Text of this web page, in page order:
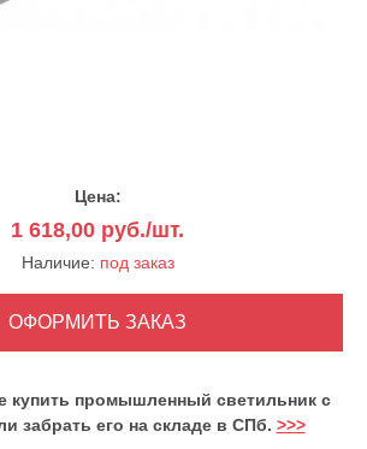
Цена:
1 618,00 руб./шт.
Наличие: под заказ
купить промышленный светильник с
забрать его на складе в СПб. >>>